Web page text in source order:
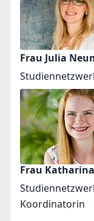
Frau Julia
Frau
Koordinatorin